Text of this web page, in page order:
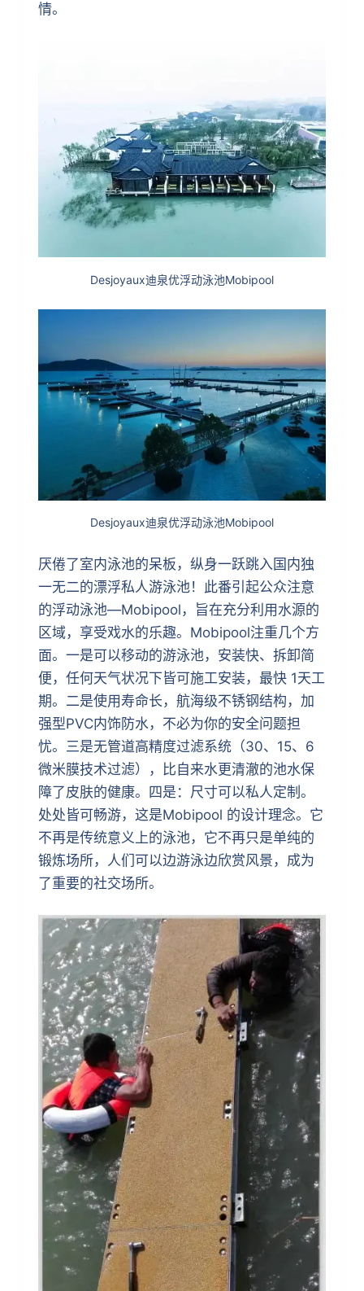
情。
Desjoyaux迪泉优浮动泳池Mobipool
Desjoyaux迪泉优浮动泳池Mobipool
厌倦了室内泳池的呆板，纵身一跃跳入国内独
一无二的漂浮私人游泳池！此番引起公众注意
的浮动泳池—Mobipool，旨在充分利用水源的
区域，享受戏水的乐趣。Mobipool注重几个方
面。一是可以移动的游泳池，安装快、拆卸简
便，任何天气状况下皆可施工安装，最快 1天工
期。二是使用寿命长，航海级不锈钢结构，加
强型PVC内饰防水，不必为你的安全问题担
忧。三是无管道高精度过滤系统（30、15、6
微米膜技术过滤），比自来水更清澈的池水保
障了皮肤的健康。四是：尺寸可以私人定制。
处处皆可畅游，这是Mobipool 的设计理念。它
不再是传统意义上的泳池，它不再只是单纯的
锻炼场所，人们可以边游泳边欣赏风景，成为
了重要的社交场所。